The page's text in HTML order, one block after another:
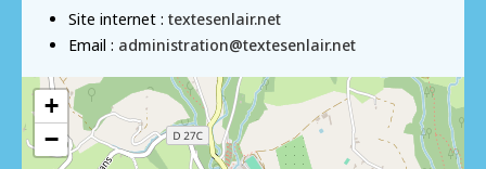
Site internet : textesenlair.net
Email : administration@textesenlair.net
+
−